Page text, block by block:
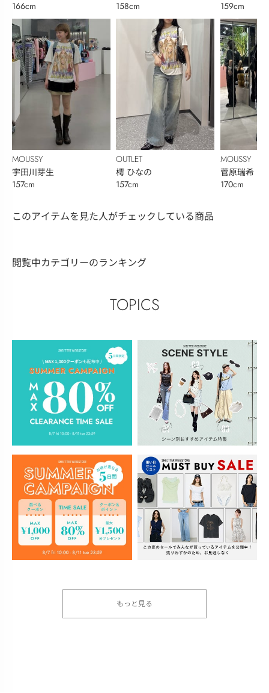
166cm
MOUSSY
宇田川芽生
157cm
158cm
OUTLET
樗 ひなの
157cm
159cm
MOUSSY
菅原瑞希
170cm
このアイテムを見た人がチェックしている商品
閲覧中カテゴリーのランキング
TOPICS
もっと見る